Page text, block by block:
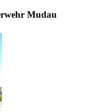
Mudau